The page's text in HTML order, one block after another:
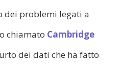
dei problemi legati a
chiamato Cambridge
dei dati che ha fatto